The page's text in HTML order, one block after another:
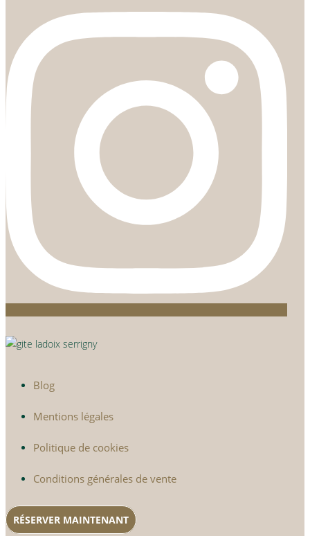
Blog
Mentions légales
Politique de cookies
Conditions générales de vente
RÉSERVER MAINTENANT